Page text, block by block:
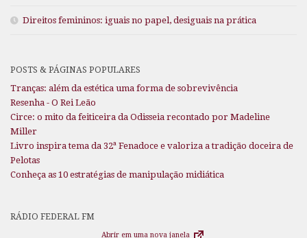
Direitos femininos: iguais no papel, desiguais na prática
POSTS & PÁGINAS POPULARES
Tranças: além da estética uma forma de sobrevivência
Resenha - O Rei Leão
Circe: o mito da feiticeira da Odisseia recontado por Madeline
Miller
Livro inspira tema da 32ª Fenadoce e valoriza a tradição doceira de
Pelotas
Conheça as 10 estratégias de manipulação midiática
RÁDIO FEDERAL FM
Abrir em uma nova janela